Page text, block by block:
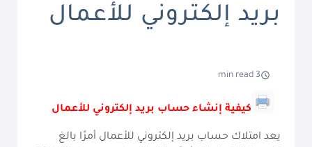
بريد إلكتروني للأعمال
كيفية إنشاء حساب بريد إلكتروني للأعمال
يعد امتلاك حساب بريد إلكتروني للأعمال أمرًا بالغ